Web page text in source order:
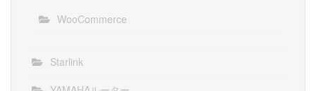
WooCommerce
Starlink